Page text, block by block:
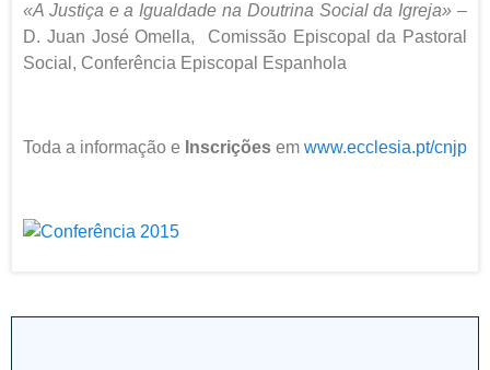
«A Justiça e a Igualdade na Doutrina Social da Igreja» –
D. Juan José Omella, Comissão Episcopal da Pastoral
Social, Conferência Episcopal Espanhola
Toda a informação e Inscrições em www.ecclesia.pt/cnjp